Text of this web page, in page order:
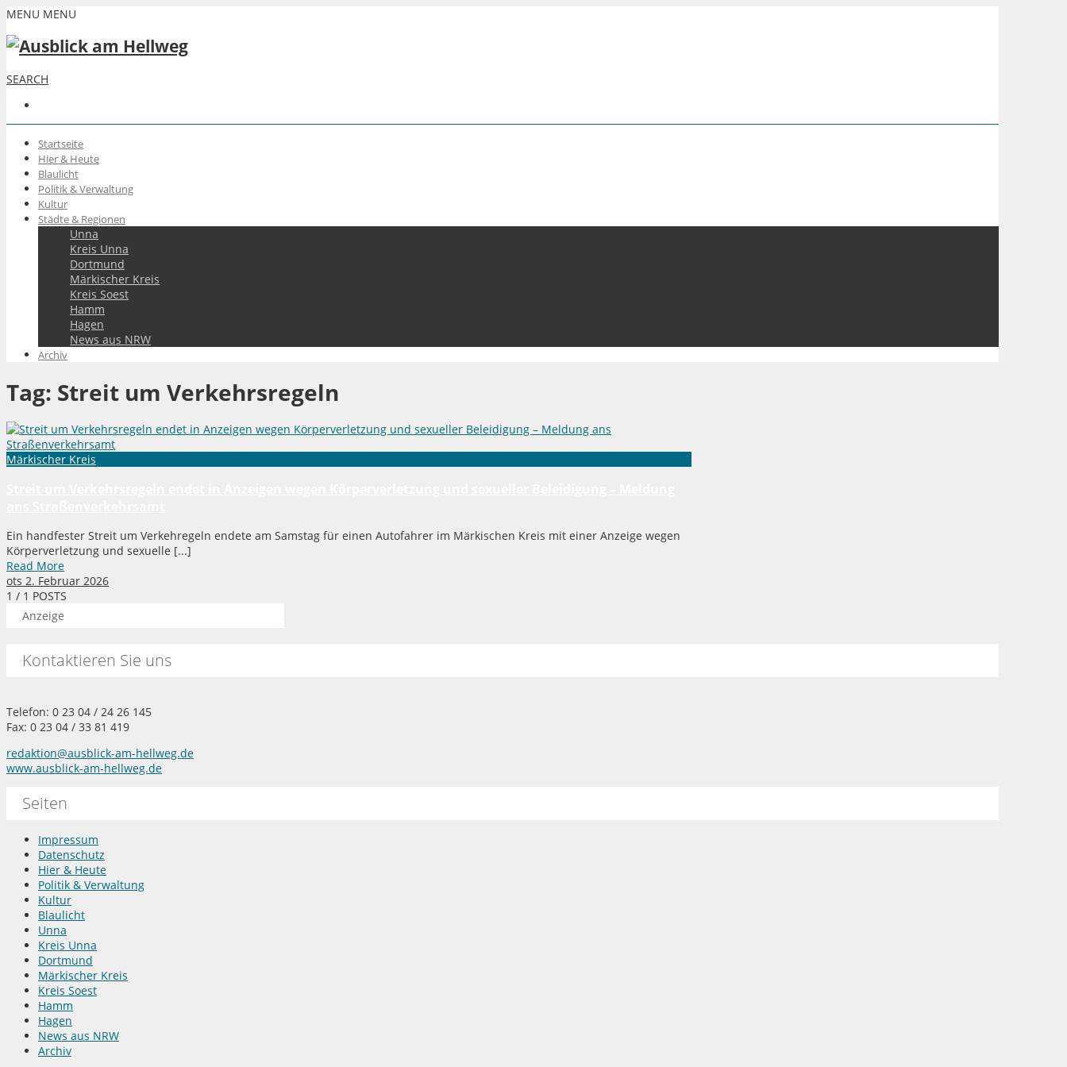
MENU MENU
SEARCH
Startseite
Hier & Heute
Blaulicht
Politik & Verwaltung
Kultur
Städte & Regionen
Unna
Kreis Unna
Dortmund
Märkischer Kreis
Kreis Soest
Hamm
Hagen
News aus NRW
Archiv
Tag: Streit um Verkehrsregeln
Märkischer Kreis
Ein handfester Streit um Verkehregeln endete am Samstag für einen Autofahrer im Märkischen Kreis mit einer Anzeige wegen
Körperverletzung und sexuelle [...]
Read More
ots 2. Februar 2026
1 / 1 POSTS
Anzeige
Kontaktieren Sie uns
Telefon: 0 23 04 / 24 26 145
Fax: 0 23 04 / 33 81 419
redaktion@ausblick-am-hellweg.de
www.ausblick-am-hellweg.de
Seiten
Impressum
Datenschutz
Hier & Heute
Politik & Verwaltung
Kultur
Blaulicht
Unna
Kreis Unna
Dortmund
Märkischer Kreis
Kreis Soest
Hamm
Hagen
News aus NRW
Archiv